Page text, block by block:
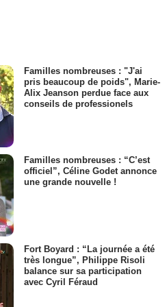
Familles nombreuses : "J'ai
pris beaucoup de poids", Marie-
Alix Jeanson perdue face aux
conseils de professionels
Familles nombreuses : “C’est
officiel”, Céline Godet annonce
une grande nouvelle !
Fort Boyard : “La journée a été
très longue”, Philippe Risoli
balance sur sa participation
avec Cyril Féraud